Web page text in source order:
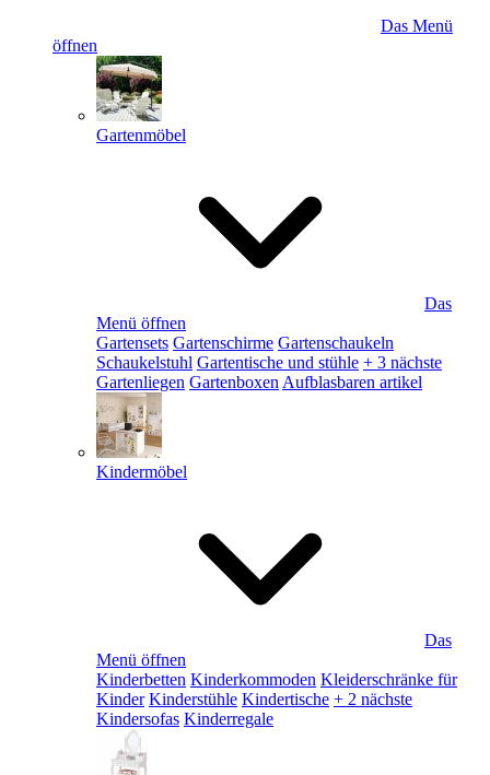
Das Menü
öffnen
Gartenmöbel
Das
Menü öffnen
Gartensets Gartenschirme Gartenschaukeln
Schaukelstuhl Gartentische und stühle + 3 nächste
Gartenliegen Gartenboxen Aufblasbaren artikel
Kindermöbel
Das
Menü öffnen
Kinderbetten Kinderkommoden Kleiderschränke für
Kinder Kinderstühle Kindertische + 2 nächste
Kindersofas Kinderregale